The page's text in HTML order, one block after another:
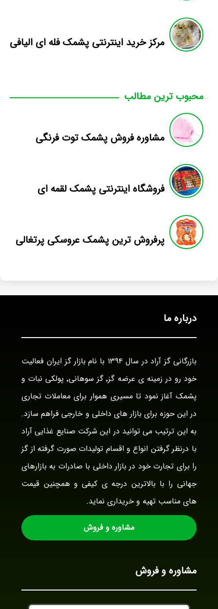
مرکز خرید اینترنتی پشمک فله ای الیافی
محبوب ترین مطالب
مشاوره فروش پشمک توت فرنگی
فروشگاه اینترنتی پشمک لقمه ای
پرفروش ترین پشمک عروسکی پرتغالی
درباره ما
بازرگانی گز آراد در سال ۱۳۹۴ با نام بازار گز ایران فعالیت
خود رو در زمینه ی عرضه گز٬ گز سوهانی٬ پولکی نبات و
پشمک آغاز نمود تا مسیری هموار برای معاملات تجاری
در این حوزه برای بازار های داخلی و خارجی فراهم سازد.
به این ترتیب می توانید در این شرکت صنایع غذایی آراد
با درنظر گرفتن انواع و اقسام تولیدات صورت گرفته از گز
را برای تجارت خود در بازار داخلی با صادرات به بازارهای
جهانی را با بالاترین درجه ی کیفی و همچنین قیمت
های مناسب تهیه و خریداری نماید.
مشاوره و فروش
مشاوره و فروش